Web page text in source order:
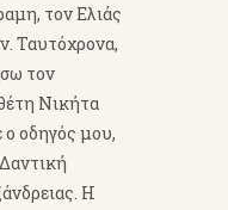
τον Ελιάς
Ταυτόχρονα,
τον
Νικήτα
οδηγός μου,
Η